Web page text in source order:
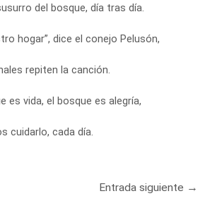
del bosque, día tras día.
hogar”, dice el conejo Pelusón,
repiten la canción.
es vida, el bosque es alegría,
cuidarlo, cada día.
Entrada siguiente →